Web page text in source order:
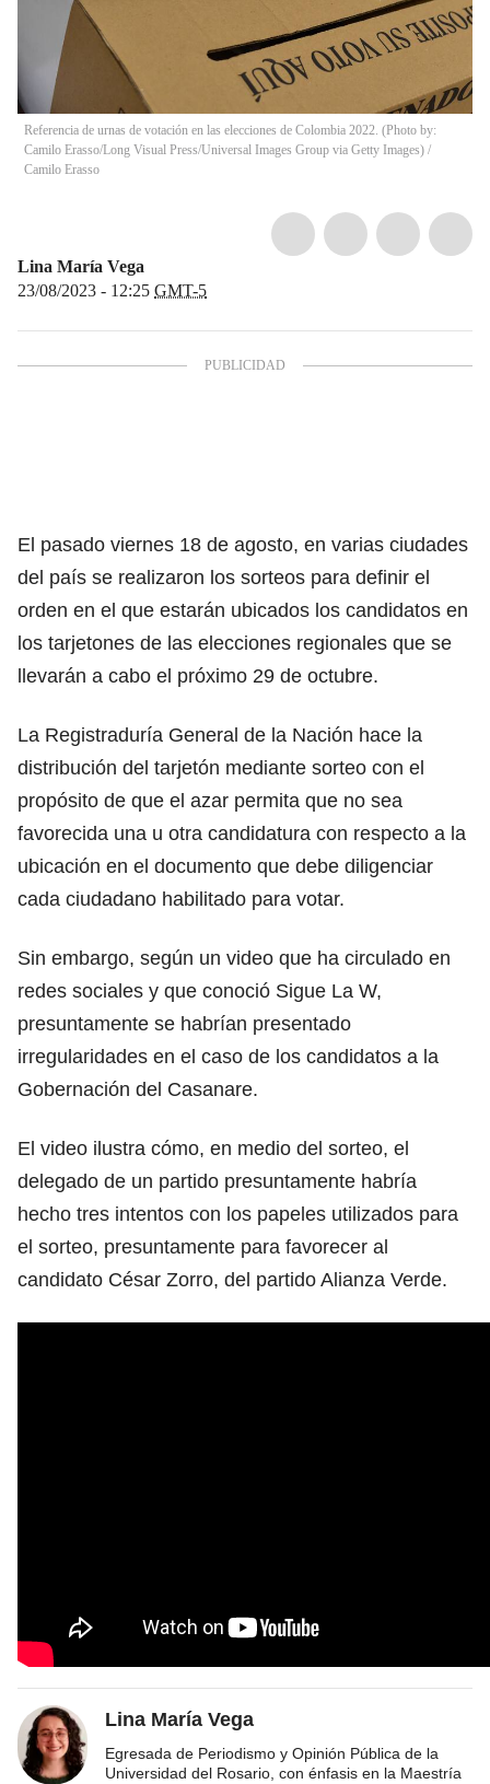
Referencia de urnas de votación en las elecciones de Colombia 2022. (Photo by:
Camilo Erasso/Long Visual Press/Universal Images Group via Getty Images) /
Camilo Erasso
Lina María Vega
23/08/2023 - 12:25 GMT-5
El pasado viernes 18 de agosto, en varias ciudades
del país se realizaron los sorteos para definir el
orden en el que estarán ubicados los candidatos en
los tarjetones de las elecciones regionales que se
llevarán a cabo el próximo 29 de octubre.
La Registraduría General de la Nación hace la
distribución del tarjetón mediante sorteo con el
propósito de que el azar permita que no sea
favorecida una u otra candidatura con respecto a la
ubicación en el documento que debe diligenciar
cada ciudadano habilitado para votar.
Sin embargo, según un video que ha circulado en
redes sociales y que conoció Sigue La W,
presuntamente se habrían presentado
irregularidades en el caso de los candidatos a la
Gobernación del Casanare.
El video ilustra cómo, en medio del sorteo, el
delegado de un partido presuntamente habría
hecho tres intentos con los papeles utilizados para
el sorteo, presuntamente para favorecer al
candidato César Zorro, del partido Alianza Verde.
Lina María Vega
Egresada de Periodismo y Opinión Pública de la
Universidad del Rosario, con énfasis en la Maestría